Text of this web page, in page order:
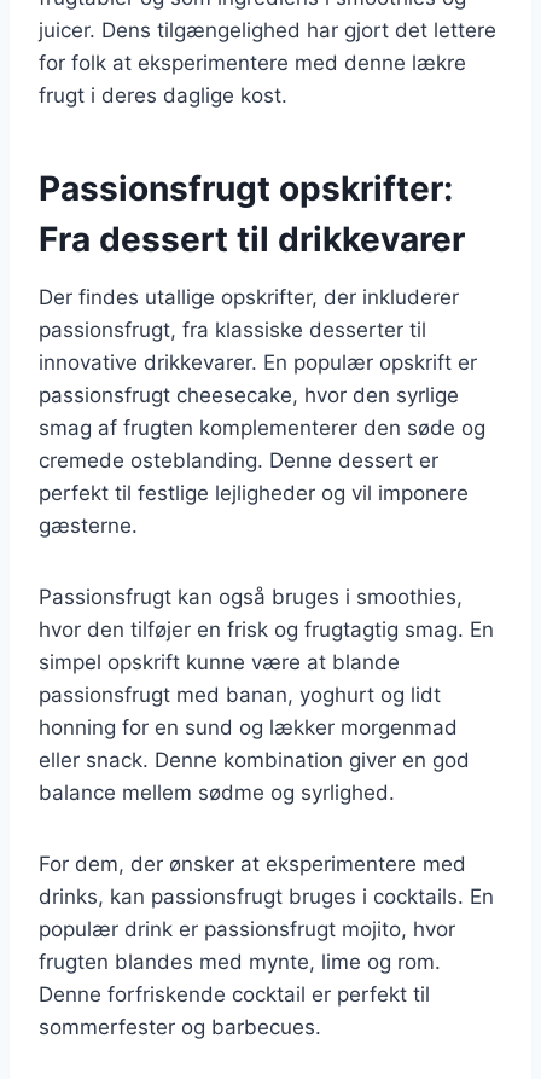
juicer. Dens tilgængelighed har gjort det lettere
for folk at eksperimentere med denne lækre
frugt i deres daglige kost.
Passionsfrugt opskrifter:
Fra dessert til drikkevarer
Der findes utallige opskrifter, der inkluderer
passionsfrugt, fra klassiske desserter til
innovative drikkevarer. En populær opskrift er
passionsfrugt cheesecake, hvor den syrlige
smag af frugten komplementerer den søde og
cremede osteblanding. Denne dessert er
perfekt til festlige lejligheder og vil imponere
gæsterne.
Passionsfrugt kan også bruges i smoothies,
hvor den tilføjer en frisk og frugtagtig smag. En
simpel opskrift kunne være at blande
passionsfrugt med banan, yoghurt og lidt
honning for en sund og lækker morgenmad
eller snack. Denne kombination giver en god
balance mellem sødme og syrlighed.
For dem, der ønsker at eksperimentere med
drinks, kan passionsfrugt bruges i cocktails. En
populær drink er passionsfrugt mojito, hvor
frugten blandes med mynte, lime og rom.
Denne forfriskende cocktail er perfekt til
sommerfester og barbecues.